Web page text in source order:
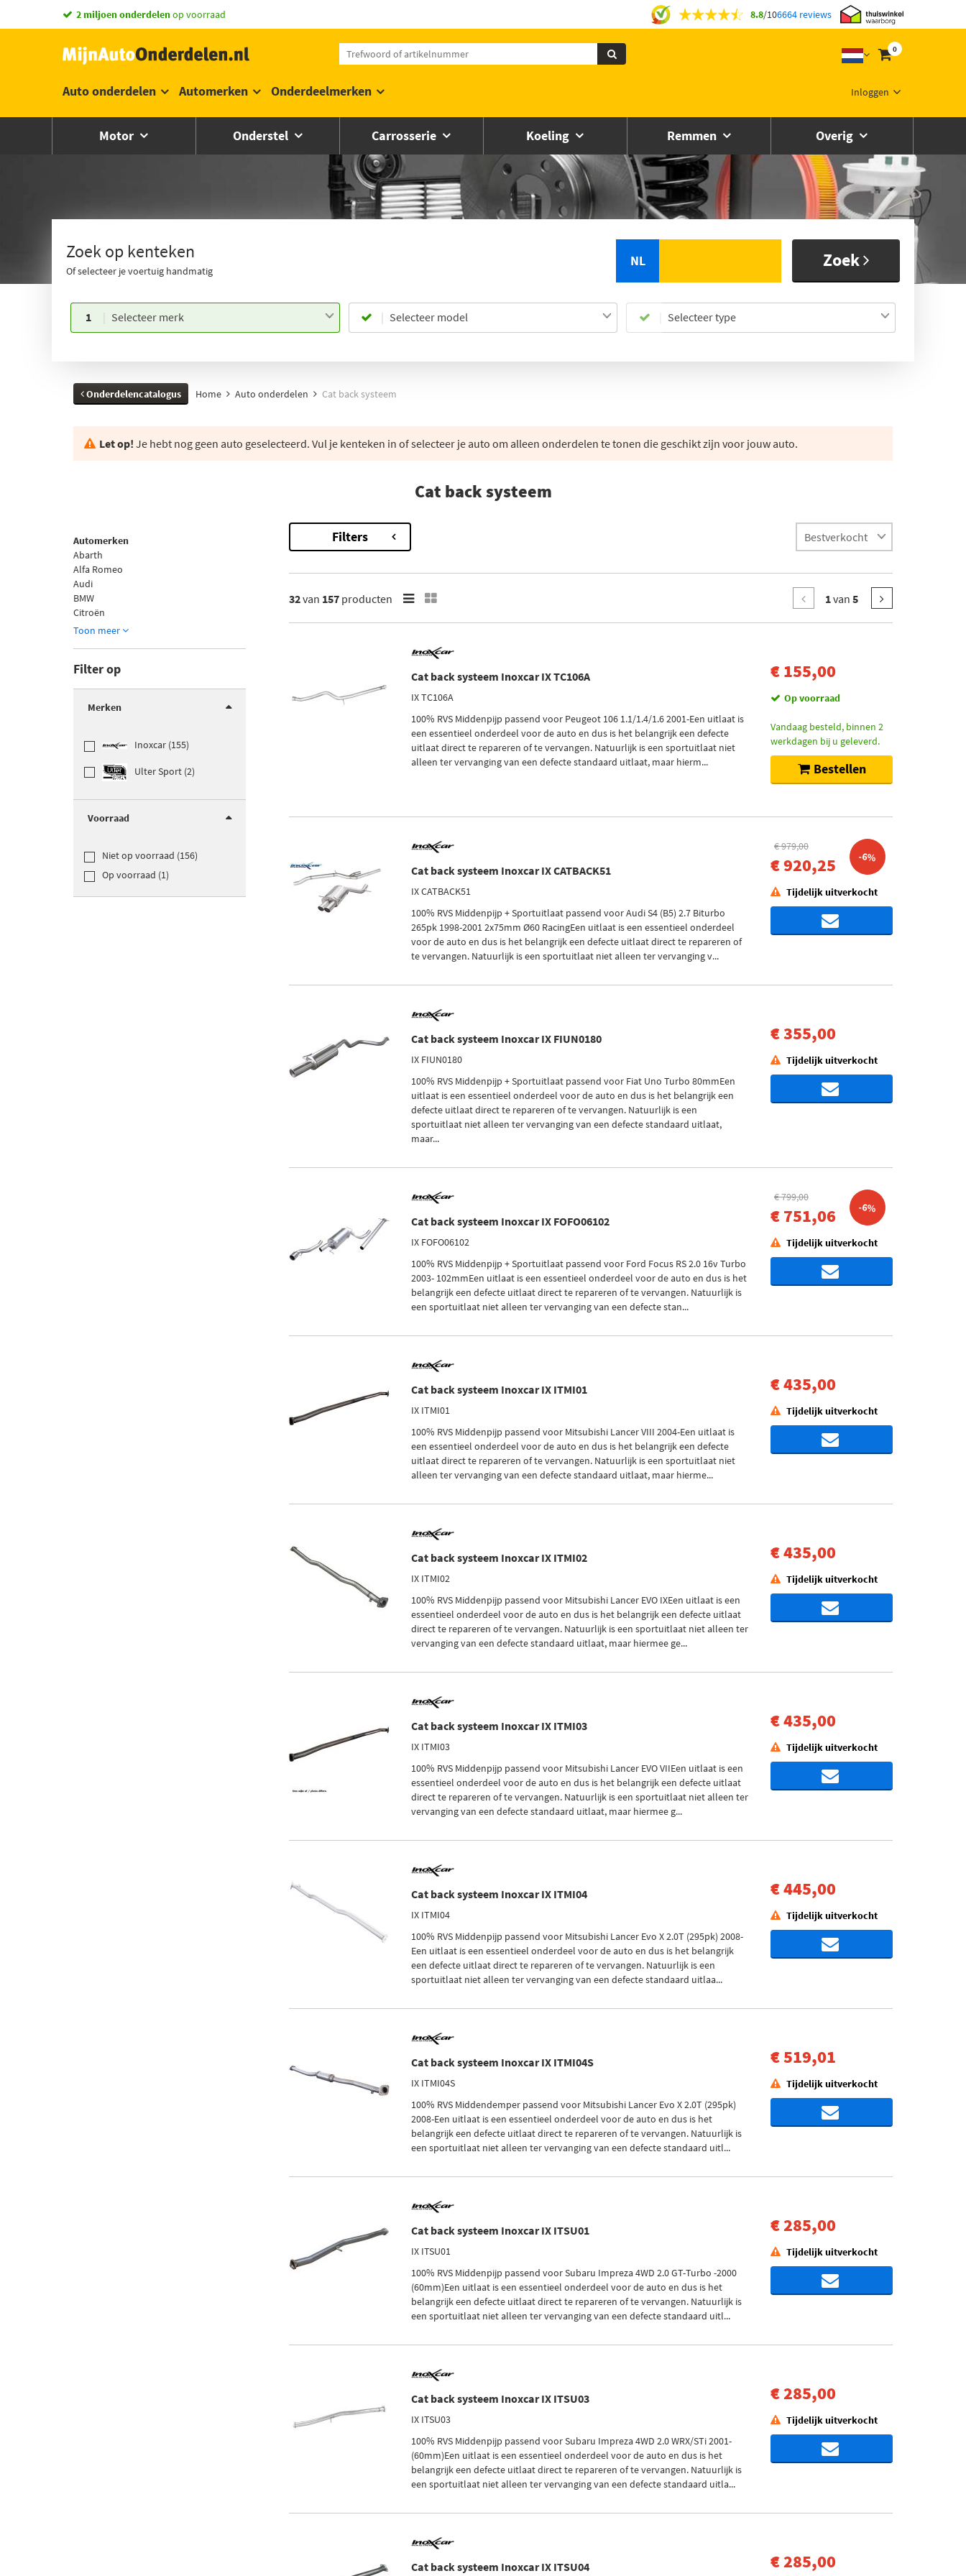
vandaag besteld,morgen in huis * 8.8/106664 reviews
0
Inloggen
Auto onderdelen Automerken Onderdeelmerken
Motor Onderstel Carrosserie Koeling Remmen Overig
Zoek op kenteken
Of selecteer je voertuig handmatig
NL Zoek
1 Selecteer merk Selecteer model Selecteer type
Onderdelencatalogus Home Auto onderdelen Cat back systeem
Let op! Je hebt nog geen auto geselecteerd. Vul je kenteken in of selecteer je auto om alleen onderdelen te tonen die geschikt zijn voor jouw auto.
Cat back systeem
Automerken
Abarth
Alfa Romeo
Audi
BMW
Citroën
Toon meer
Filter op
Merken
Inoxcar (155)
Ulter Sport (2)
Voorraad
Niet op voorraad (156)
Op voorraad (1)
Filters
32van 157 producten 1van 5
Cat back systeem Inoxcar IX TC106A
IX TC106A
100% RVS Middenpijp passend voor Peugeot 106 1.1/1.4/1.6 2001-Een uitlaat is
een essentieel onderdeel voor de auto en dus is het belangrijk een defecte
uitlaat direct te repareren of te vervangen. Natuurlijk is een sportuitlaat niet
alleen ter vervanging van een defecte standaard uitlaat, maar hierm...
€ 155,00
Op voorraad
Vandaag besteld, binnen 2
werkdagen bij u geleverd.
Bestellen
Cat back systeem Inoxcar IX CATBACK51
IX CATBACK51
100% RVS Middenpijp + Sportuitlaat passend voor Audi S4 (B5) 2.7 Biturbo
265pk 1998-2001 2x75mm Ø60 RacingEen uitlaat is een essentieel onderdeel
voor de auto en dus is het belangrijk een defecte uitlaat direct te repareren of
te vervangen. Natuurlijk is een sportuitlaat niet alleen ter vervanging v...
€ 979,00
€ 920,25 -6%
Tijdelijk uitverkocht
Cat back systeem Inoxcar IX FIUN0180
IX FIUN0180
100% RVS Middenpijp + Sportuitlaat passend voor Fiat Uno Turbo 80mmEen
uitlaat is een essentieel onderdeel voor de auto en dus is het belangrijk een
defecte uitlaat direct te repareren of te vervangen. Natuurlijk is een
sportuitlaat niet alleen ter vervanging van een defecte standaard uitlaat,
maar...
€ 355,00
Tijdelijk uitverkocht
Cat back systeem Inoxcar IX FOFO06102
IX FOFO06102
100% RVS Middenpijp + Sportuitlaat passend voor Ford Focus RS 2.0 16v Turbo
2003- 102mmEen uitlaat is een essentieel onderdeel voor de auto en dus is het
belangrijk een defecte uitlaat direct te repareren of te vervangen. Natuurlijk is
een sportuitlaat niet alleen ter vervanging van een defecte stan...
€ 799,00
€ 751,06 -6%
Tijdelijk uitverkocht
Cat back systeem Inoxcar IX ITMI01
IX ITMI01
100% RVS Middenpijp passend voor Mitsubishi Lancer VIII 2004-Een uitlaat is
een essentieel onderdeel voor de auto en dus is het belangrijk een defecte
uitlaat direct te repareren of te vervangen. Natuurlijk is een sportuitlaat niet
alleen ter vervanging van een defecte standaard uitlaat, maar hierme...
€ 435,00
Tijdelijk uitverkocht
Cat back systeem Inoxcar IX ITMI02
IX ITMI02
100% RVS Middenpijp passend voor Mitsubishi Lancer EVO IXEen uitlaat is een
essentieel onderdeel voor de auto en dus is het belangrijk een defecte uitlaat
direct te repareren of te vervangen. Natuurlijk is een sportuitlaat niet alleen ter
vervanging van een defecte standaard uitlaat, maar hiermee ge...
€ 435,00
Tijdelijk uitverkocht
Cat back systeem Inoxcar IX ITMI03
IX ITMI03
100% RVS Middenpijp passend voor Mitsubishi Lancer EVO VIIEen uitlaat is een
essentieel onderdeel voor de auto en dus is het belangrijk een defecte uitlaat
direct te repareren of te vervangen. Natuurlijk is een sportuitlaat niet alleen ter
vervanging van een defecte standaard uitlaat, maar hiermee g...
€ 435,00
Tijdelijk uitverkocht
Cat back systeem Inoxcar IX ITMI04
IX ITMI04
100% RVS Middenpijp passend voor Mitsubishi Lancer Evo X 2.0T (295pk) 2008-
Een uitlaat is een essentieel onderdeel voor de auto en dus is het belangrijk
een defecte uitlaat direct te repareren of te vervangen. Natuurlijk is een
sportuitlaat niet alleen ter vervanging van een defecte standaard uitlaa...
€ 445,00
Tijdelijk uitverkocht
Cat back systeem Inoxcar IX ITMI04S
IX ITMI04S
100% RVS Middendemper passend voor Mitsubishi Lancer Evo X 2.0T (295pk)
2008-Een uitlaat is een essentieel onderdeel voor de auto en dus is het
belangrijk een defecte uitlaat direct te repareren of te vervangen. Natuurlijk is
een sportuitlaat niet alleen ter vervanging van een defecte standaard uitl...
€ 519,01
Tijdelijk uitverkocht
Cat back systeem Inoxcar IX ITSU01
IX ITSU01
100% RVS Middenpijp passend voor Subaru Impreza 4WD 2.0 GT-Turbo -2000
(60mm)Een uitlaat is een essentieel onderdeel voor de auto en dus is het
belangrijk een defecte uitlaat direct te repareren of te vervangen. Natuurlijk is
een sportuitlaat niet alleen ter vervanging van een defecte standaard uitl...
€ 285,00
Tijdelijk uitverkocht
Cat back systeem Inoxcar IX ITSU03
IX ITSU03
100% RVS Middenpijp passend voor Subaru Impreza 4WD 2.0 WRX/STi 2001-
(60mm)Een uitlaat is een essentieel onderdeel voor de auto en dus is het
belangrijk een defecte uitlaat direct te repareren of te vervangen. Natuurlijk is
een sportuitlaat niet alleen ter vervanging van een defecte standaard uitla...
€ 285,00
Tijdelijk uitverkocht
Cat back systeem Inoxcar IX ITSU04 € 285,00